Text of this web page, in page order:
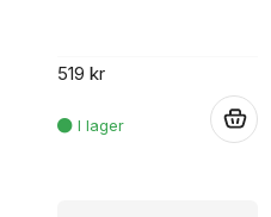
519 kr